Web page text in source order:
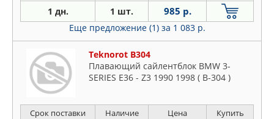
1 дн. 1 шт. 985 р.
Еще предложение (1) за 1 083 р.
Teknorot B304
Плавающий сайлентблок BMW 3-
SERIES E36 - Z3 1990 1998 ( B-304 )
Срок поставки Наличие Цена Купить